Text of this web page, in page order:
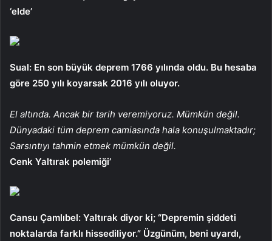
‘elde’
Sual: En son büyük deprem 1766 yılında oldu. Bu hesaba
göre 250 yılı koyarsak 2016 yılı oluyor.
El altında. Ancak bir tarih veremiyoruz. Mümkün değil.
Dünyadaki tüm deprem camiasında hala konuşulmaktadır;
Sarsıntıyı tahmin etmek mümkün değil.
Cenk Yaltırak polemiği’
Cansu Çamlıbel: Yaltırak diyor ki; “Depremin şiddeti
noktalarda farklı hissediliyor.” Üzgünüm, beni uyardı,